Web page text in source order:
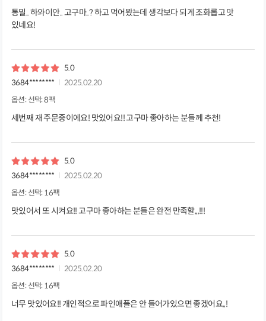
통밀.. 하와이안.. 고구마..? 하고 먹어봤는데 생각보다 되게 조화롭고 맛
있네요!
5.0
3684********
2025.02.20
옵션: 선택: 8팩
세번째 재 주문중이에요! 맛있어요!! 고구마 좋아하는 분들께 추천!
5.0
3684********
2025.02.20
옵션: 선택: 16팩
맛있어서 또 시켜요!! 고구마 좋아하는 분들은 완전 만족할,,,!!!
5.0
3684********
2025.02.20
옵션: 선택: 16팩
너무 맛있어요!! 개인적으로 파인애플은 안 들어가있으면 좋겠어요,,!